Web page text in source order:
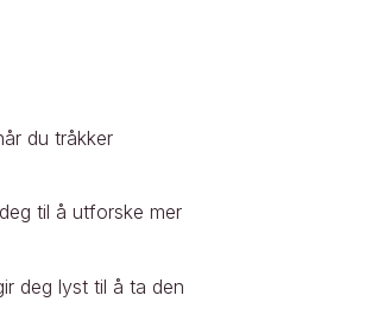
du tråkker
til å utforske mer
deg lyst til å ta den